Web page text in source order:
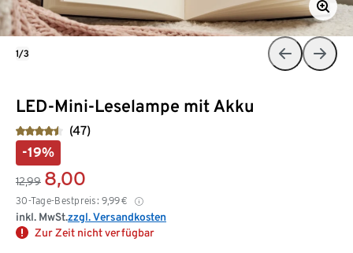
LED-Mini-Leselampe mit Akku
(47)
-19%
12,99 8,00
30-Tage-Bestpreis: 9,99€
inkl. MwSt.zzgl. Versandkosten
Zur Zeit nicht verfügbar
1/3